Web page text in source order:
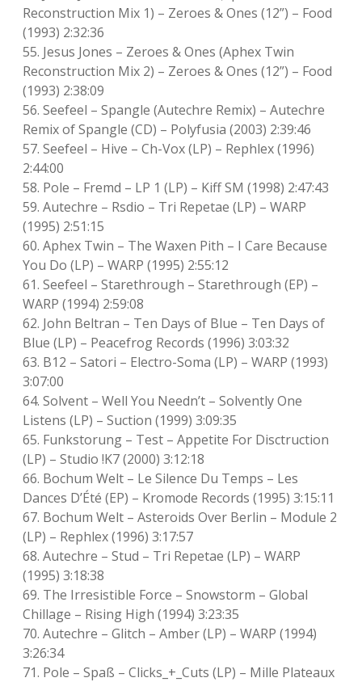
Reconstruction Mix 1) – Zeroes & Ones (12”) – Food
(1993) 2:32:36
55. Jesus Jones – Zeroes & Ones (Aphex Twin
Reconstruction Mix 2) – Zeroes & Ones (12”) – Food
(1993) 2:38:09
56. Seefeel – Spangle (Autechre Remix) – Autechre
Remix of Spangle (CD) – Polyfusia (2003) 2:39:46
57. Seefeel – Hive – Ch-Vox (LP) – Rephlex (1996)
2:44:00
58. Pole – Fremd – LP 1 (LP) – Kiff SM (1998) 2:47:43
59. Autechre – Rsdio – Tri Repetae (LP) – WARP
(1995) 2:51:15
60. Aphex Twin – The Waxen Pith – I Care Because
You Do (LP) – WARP (1995) 2:55:12
61. Seefeel – Starethrough – Starethrough (EP) –
WARP (1994) 2:59:08
62. John Beltran – Ten Days of Blue – Ten Days of
Blue (LP) – Peacefrog Records (1996) 3:03:32
63. B12 – Satori – Electro-Soma (LP) – WARP (1993)
3:07:00
64. Solvent – Well You Needn’t – Solvently One
Listens (LP) – Suction (1999) 3:09:35
65. Funkstorung – Test – Appetite For Disctruction
(LP) – Studio !K7 (2000) 3:12:18
66. Bochum Welt – Le Silence Du Temps – Les
Dances D’Été (EP) – Kromode Records (1995) 3:15:11
67. Bochum Welt – Asteroids Over Berlin – Module 2
(LP) – Rephlex (1996) 3:17:57
68. Autechre – Stud – Tri Repetae (LP) – WARP
(1995) 3:18:38
69. The Irresistible Force – Snowstorm – Global
Chillage – Rising High (1994) 3:23:35
70. Autechre – Glitch – Amber (LP) – WARP (1994)
3:26:34
71. Pole – Spaß – Clicks_+_Cuts (LP) – Mille Plateaux